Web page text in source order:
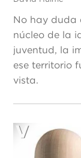
No hay duda
núcleo de la
juventud, la
ese territorio
vista.